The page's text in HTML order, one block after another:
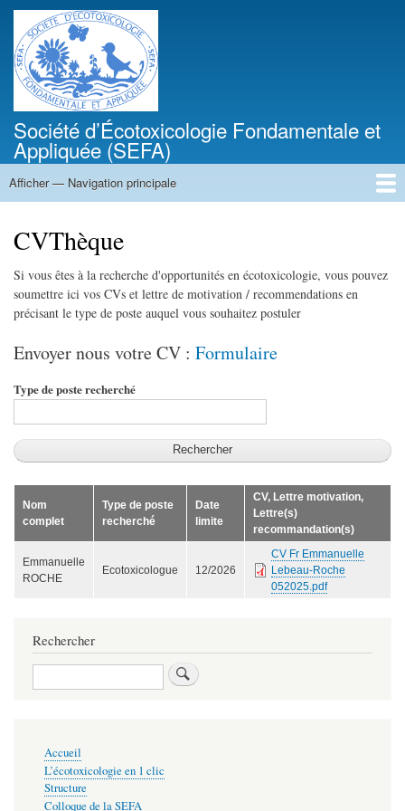
Société d’Écotoxicologie Fondamentale et
Appliquée (SEFA)
Navigation
Afficher — Navigation principale
CVThèque
Si vous êtes à la recherche d'opportunités en écotoxicologie, vous pouvez
soumettre ici vos CVs et lettre de motivation / recommendations en
précisant le type de poste auquel vous souhaitez postuler
Envoyer nous votre CV : Formulaire
Type de poste recherché
Nom
complet
Type de poste
recherché
Date
limite
CV, Lettre motivation,
Lettre(s)
recommandation(s)
Emmanuelle
ROCHE
Ecotoxicologue 12/2026
CV Fr Emmanuelle
Lebeau-Roche
052025.pdf
Rechercher
Search
principale
Accueil
L’écotoxicologie en 1 clic
Structure
Colloque de la SEFA